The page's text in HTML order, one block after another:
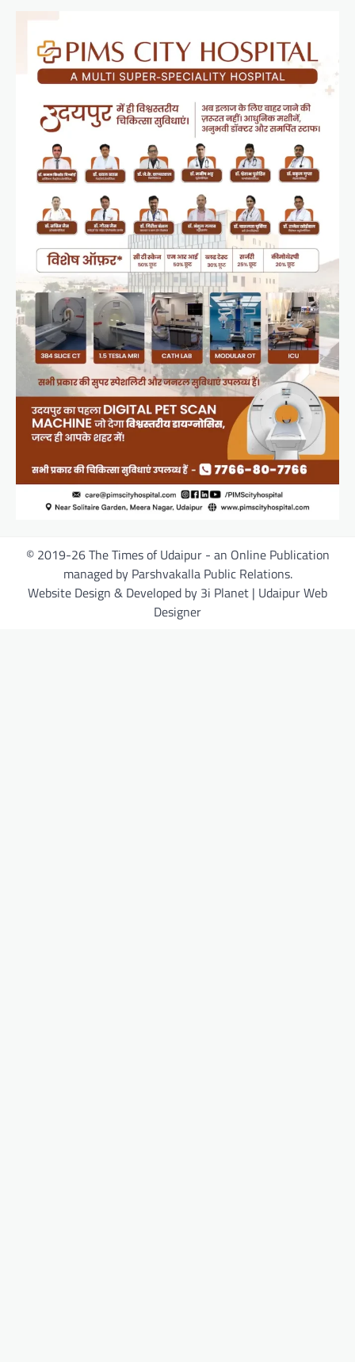
© 2019-26 The Times of Udaipur - an Online Publication
managed by Parshvakalla Public Relations.
Website Design & Developed by 3i Planet | Udaipur Web
Designer